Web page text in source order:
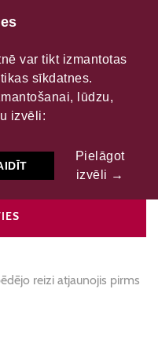
reizi atjaunojis pirms
var tikt izmantotas
sīkdatnes.
lūdzu,
izvēli:
Pielāgot
izvēli →